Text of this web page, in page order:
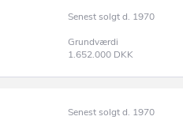
Senest solgt d. 1970
Grundværdi
1.652.000 DKK
Senest solgt d. 1970